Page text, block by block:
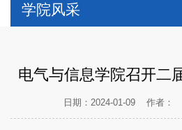
学院风采
电气与信息学院召开二
日期：2024-01-09 作者：